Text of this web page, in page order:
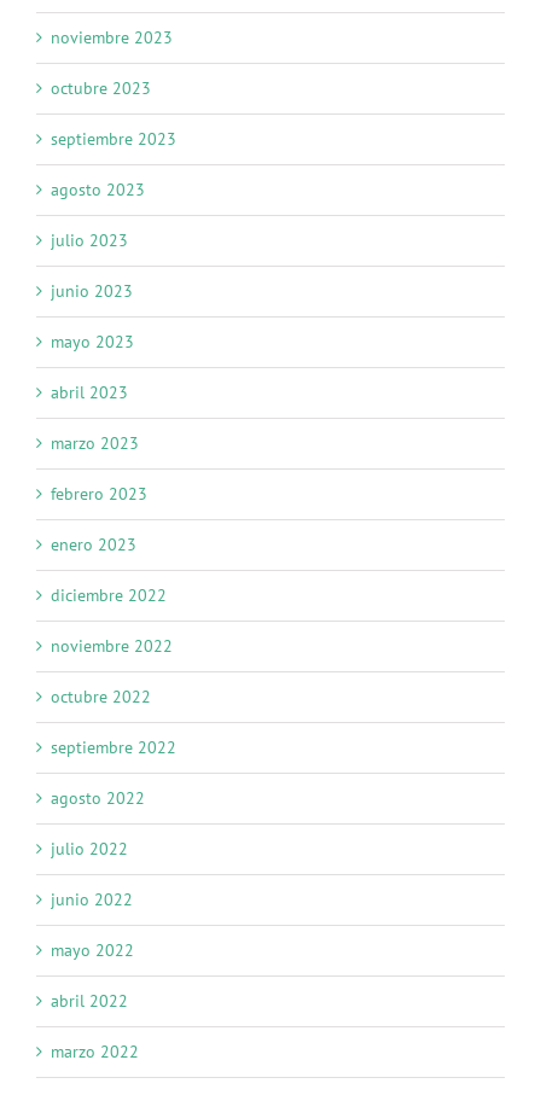
noviembre 2023
octubre 2023
septiembre 2023
agosto 2023
julio 2023
junio 2023
mayo 2023
abril 2023
marzo 2023
febrero 2023
enero 2023
diciembre 2022
noviembre 2022
octubre 2022
septiembre 2022
agosto 2022
julio 2022
junio 2022
mayo 2022
abril 2022
marzo 2022